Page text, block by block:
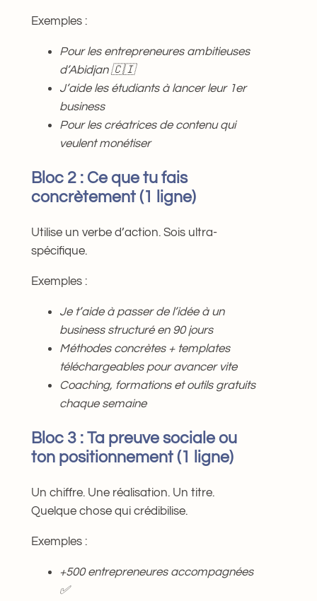
Exemples :
Pour les entrepreneures ambitieuses
d’Abidjan 🇨🇮
J’aide les étudiants à lancer leur 1er
business
Pour les créatrices de contenu qui
veulent monétiser
Bloc 2 : Ce que tu fais
concrètement (1 ligne)
Utilise un verbe d’action. Sois ultra-
spécifique.
Exemples :
Je t’aide à passer de l’idée à un
business structuré en 90 jours
Méthodes concrètes + templates
téléchargeables pour avancer vite
Coaching, formations et outils gratuits
chaque semaine
Bloc 3 : Ta preuve sociale ou
ton positionnement (1 ligne)
Un chiffre. Une réalisation. Un titre.
Quelque chose qui crédibilise.
Exemples :
+500 entrepreneures accompagnées
✅